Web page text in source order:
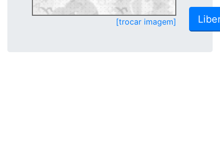
[trocar imagem]